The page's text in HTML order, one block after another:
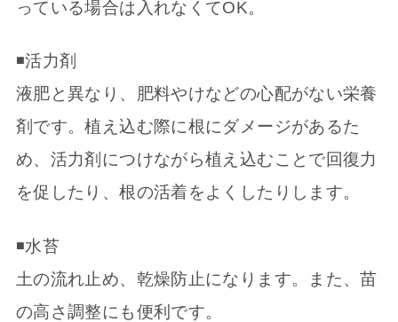
っている場合は入れなくてOK。
◾️活力剤
液肥と異なり、肥料やけなどの心配がない栄養
剤です。植え込む際に根にダメージがあるた
め、活力剤につけながら植え込むことで回復力
を促したり、根の活着をよくしたりします。
◾️水苔
土の流れ止め、乾燥防止になります。また、苗
の高さ調整にも便利です。